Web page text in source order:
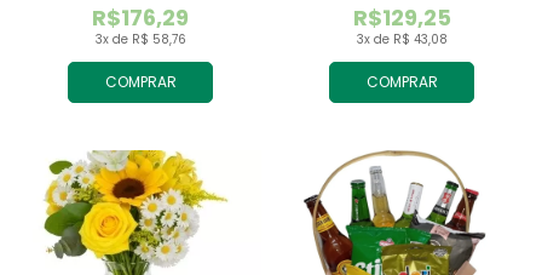
COMPRAR
3x de R$ 58,76
R$176,29
COMPRAR
3x de R$ 43,08
R$129,25